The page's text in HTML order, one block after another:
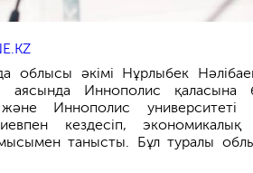
облысы әкімі Нұрлыбек
аясында Иннополис қаласына
Иннополис университеті
кездесіп,
танысты. Бұл туралы